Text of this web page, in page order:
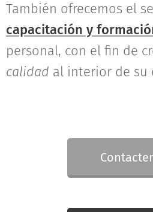
También ofrecemos el
capacitación y
personal, con el fin de
calidad al interior de su